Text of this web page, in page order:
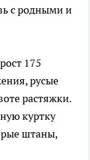
с родными и
175
русые
растяжки.
куртку
штаны,